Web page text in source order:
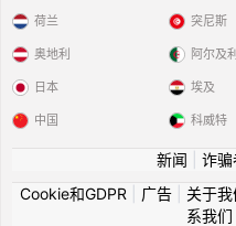
荷兰
奥地利
日本
中国
突尼斯
阿尔及
埃及
科威特
新闻 诈骗
Cookie和GDPR
广告| 关于我
系我们